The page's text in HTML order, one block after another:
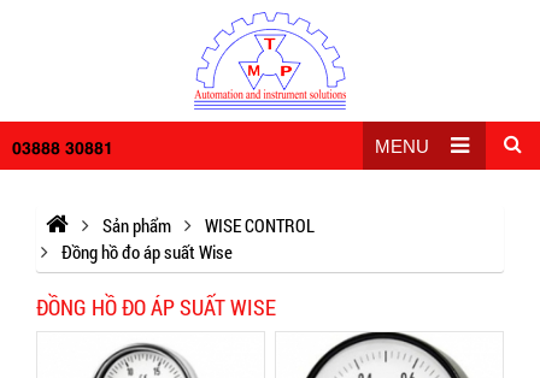
03888 30881 MENU
Sản phẩm
WISE CONTROL
Đồng hồ đo áp suất Wise
ĐỒNG HỒ ĐO ÁP SUẤT WISE